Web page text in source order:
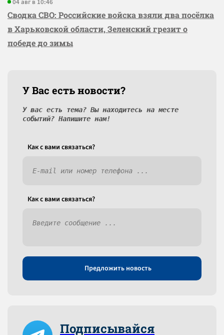
Сводка СВО: Российские войска взяли два посёлка
в Харьковской области, Зеленский грезит о
победе до зимы
У Вас есть новости?
У вас есть тема? Вы находитесь на месте
событий? Напишите нам!
Как c вами связаться?
Как c вами связаться?
Предложить новость
Подписывайся